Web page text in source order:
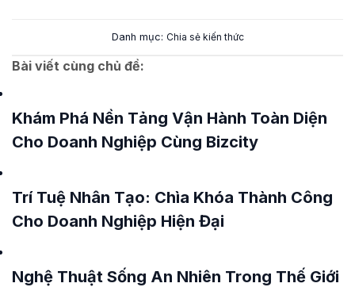
Danh mục: Chia sẻ kiến thức
Bài viết cùng chủ đề:
Khám Phá Nền Tảng Vận Hành Toàn Diện
Cho Doanh Nghiệp Cùng Bizcity
Trí Tuệ Nhân Tạo: Chìa Khóa Thành Công
Cho Doanh Nghiệp Hiện Đại
Nghệ Thuật Sống An Nhiên Trong Thế Giới